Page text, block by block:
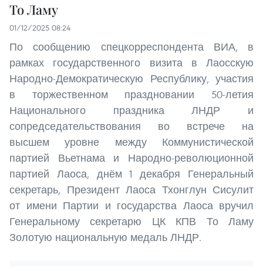
То Ламу
01/12/2025 08:24
По сообщению спецкорреспондента ВИА, в
рамках государственного визита в Лаосскую
Народно-Демократическую Республику, участия
в торжественном праздновании 50-летия
Национального праздника ЛНДР и
сопредседательствования во встрече на
высшем уровне между Коммунистической
партией Вьетнама и Народно-революционной
партией Лаоса, днём 1 декабря Генеральный
секретарь, Президент Лаоса Тхонглун Сисулит
от имени Партии и государства Лаоса вручил
Генеральному секретарю ЦК КПВ То Ламу
Золотую национальную медаль ЛНДР.